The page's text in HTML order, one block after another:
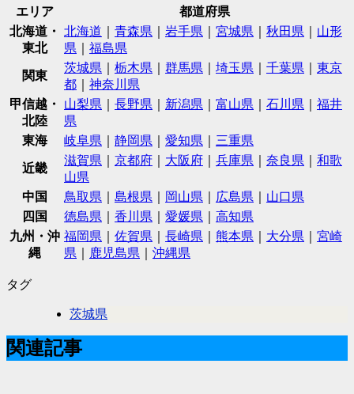
エリア
都道府県
北海道・
東北
北海道 青森県 岩手県 宮城県 秋田県
山形
県
福島県
関東
茨城県 栃木県 群馬県 埼玉県 千葉県
東京
都
神奈川県
甲信越・
北陸
山梨県 長野県 新潟県 富山県 石川県
福井
県
東海
岐阜県 静岡県 愛知県 三重県
近畿
滋賀県 京都府 大阪府 兵庫県 奈良県
和歌
山県
中国
鳥取県 島根県 岡山県 広島県
山口県
四国
徳島県 香川県 愛媛県
高知県
九州・沖
縄
福岡県 佐賀県 長崎県 熊本県 大分県
宮崎
県
鹿児島県 沖縄県
タグ
茨城県
関連記事